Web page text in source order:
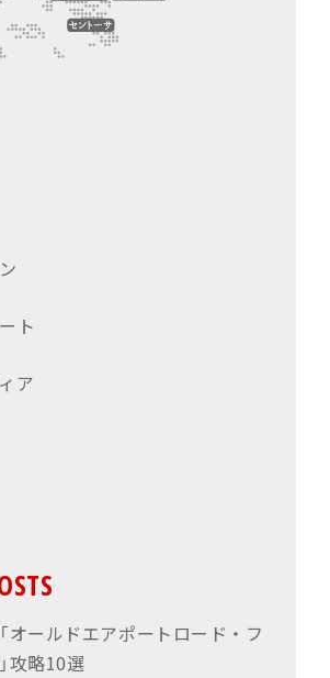
ト
ア
オールドエアポートロード・フ
攻略10選